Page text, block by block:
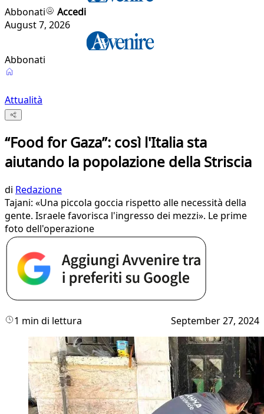
Abbonati
Accedi
August 7, 2026
Abbonati
Attualità
“Food for Gaza”: così l'Italia sta
aiutando la popolazione della Striscia
di Redazione
Tajani: «Una piccola goccia rispetto alle necessità della
gente. Israele favorisca l'ingresso dei mezzi». Le prime
foto dell'operazione
1 min di lettura September 27, 2024